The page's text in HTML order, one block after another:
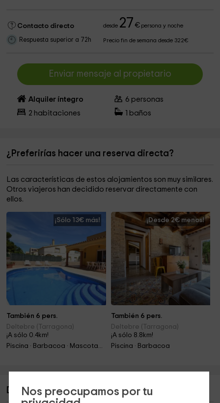
Nos preocupamos por tu
Contacto directo desde 27 €persona y noche
Respuesta superior a 72h Precio fin de semana desde 322€
Enviar mensaje al propietario
Alquiler íntegro 6 personas
2 habitaciones baños
¿Preferirías hacer una reserva directa?
Las características de estos alojamientos son muy similares.
Otros viajeros han decidido reservar directamente con
ellos.
¡Sólo 13€ más!
También 6 pers.
Deltebre (Tarragona)
¡A sólo 0.4km!
Piscina · Barbacoa · Mascotas · Chimenea
¡Desde 2€ menos!
También 6 pers.
Deltebre (Tarragona)
¡A sólo 8.8km!
Piscina · Barbacoa
Descripción de Casa Blaueta